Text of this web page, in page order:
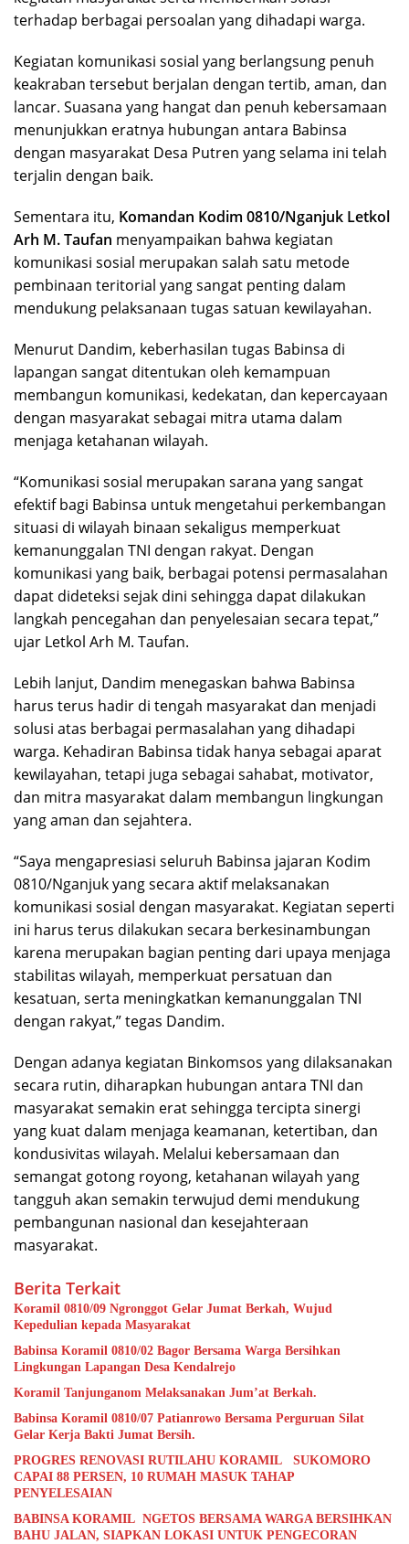
terhadap berbagai persoalan yang dihadapi warga.
Kegiatan komunikasi sosial yang berlangsung penuh
keakraban tersebut berjalan dengan tertib, aman, dan
lancar. Suasana yang hangat dan penuh kebersamaan
menunjukkan eratnya hubungan antara Babinsa
dengan masyarakat Desa Putren yang selama ini telah
terjalin dengan baik.
Sementara itu, Komandan Kodim 0810/Nganjuk Letkol
Arh M. Taufan menyampaikan bahwa kegiatan
komunikasi sosial merupakan salah satu metode
pembinaan teritorial yang sangat penting dalam
mendukung pelaksanaan tugas satuan kewilayahan.
Menurut Dandim, keberhasilan tugas Babinsa di
lapangan sangat ditentukan oleh kemampuan
membangun komunikasi, kedekatan, dan kepercayaan
dengan masyarakat sebagai mitra utama dalam
menjaga ketahanan wilayah.
“Komunikasi sosial merupakan sarana yang sangat
efektif bagi Babinsa untuk mengetahui perkembangan
situasi di wilayah binaan sekaligus memperkuat
kemanunggalan TNI dengan rakyat. Dengan
komunikasi yang baik, berbagai potensi permasalahan
dapat dideteksi sejak dini sehingga dapat dilakukan
langkah pencegahan dan penyelesaian secara tepat,”
ujar Letkol Arh M. Taufan.
Lebih lanjut, Dandim menegaskan bahwa Babinsa
harus terus hadir di tengah masyarakat dan menjadi
solusi atas berbagai permasalahan yang dihadapi
warga. Kehadiran Babinsa tidak hanya sebagai aparat
kewilayahan, tetapi juga sebagai sahabat, motivator,
dan mitra masyarakat dalam membangun lingkungan
yang aman dan sejahtera.
“Saya mengapresiasi seluruh Babinsa jajaran Kodim
0810/Nganjuk yang secara aktif melaksanakan
komunikasi sosial dengan masyarakat. Kegiatan seperti
ini harus terus dilakukan secara berkesinambungan
karena merupakan bagian penting dari upaya menjaga
stabilitas wilayah, memperkuat persatuan dan
kesatuan, serta meningkatkan kemanunggalan TNI
dengan rakyat,” tegas Dandim.
Dengan adanya kegiatan Binkomsos yang dilaksanakan
secara rutin, diharapkan hubungan antara TNI dan
masyarakat semakin erat sehingga tercipta sinergi
yang kuat dalam menjaga keamanan, ketertiban, dan
kondusivitas wilayah. Melalui kebersamaan dan
semangat gotong royong, ketahanan wilayah yang
tangguh akan semakin terwujud demi mendukung
pembangunan nasional dan kesejahteraan
masyarakat.
Berita Terkait
Koramil 0810/09 Ngronggot Gelar Jumat Berkah, Wujud
Kepedulian kepada Masyarakat
Babinsa Koramil 0810/02 Bagor Bersama Warga Bersihkan
Lingkungan Lapangan Desa Kendalrejo
Koramil Tanjunganom Melaksanakan Jum’at Berkah.
Babinsa Koramil 0810/07 Patianrowo Bersama Perguruan Silat
Gelar Kerja Bakti Jumat Bersih.
PROGRES RENOVASI RUTILAHU KORAMIL SUKOMORO
CAPAI 88 PERSEN, 10 RUMAH MASUK TAHAP
PENYELESAIAN
BABINSA KORAMIL NGETOS BERSAMA WARGA BERSIHKAN
BAHU JALAN, SIAPKAN LOKASI UNTUK PENGECORAN